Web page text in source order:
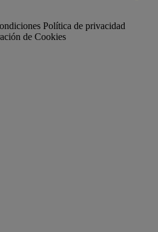
Política de privacidad
de Cookies